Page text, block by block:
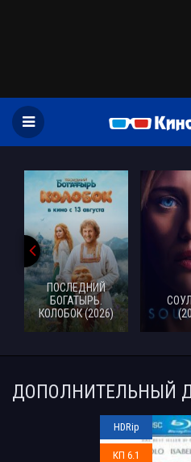
ПОСЛЕДНИЙ
БОГАТЫРЬ.
КОЛОБОК (2026)
ДОПОЛНИТЕЛЬНЫЙ
HDRip
КП 6.1